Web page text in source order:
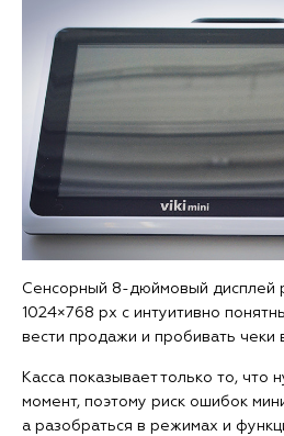
Сенсорный 8-дюймовый дисплей
1024×768 px с интуитивно
вести продажи и пробивать чеки
Касса показывает только то, что
момент, поэтому риск ошибок
а разобраться в режимах и